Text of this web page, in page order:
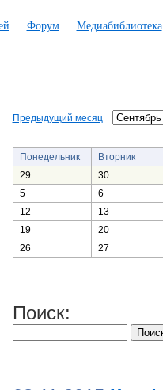
Форум Медиабиблиотека
Предыдущий месяц
Понедельник
Вторник
29
30
5
6
12
13
19
20
26
27
Поиск: